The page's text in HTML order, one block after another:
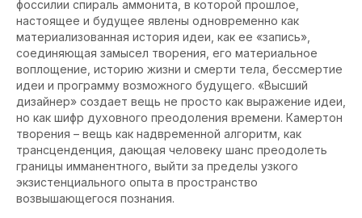
фоссилии спираль аммонита, в которой прошлое,
настоящее и будущее явлены одновременно как
материализованная история идеи, как ее «запись»,
соединяющая замысел творения, его материальное
воплощение, историю жизни и смерти тела, бессмертие
идеи и программу возможного будущего. «Высший
дизайнер» создает вещь не просто как выражение идеи,
но как шифр духовного преодоления времени. Камертон
творения – вещь как надвременной алгоритм, как
трансценденция, дающая человеку шанс преодолеть
границы имманентного, выйти за пределы узкого
экзистенциального опыта в пространство
возвышающегося познания.